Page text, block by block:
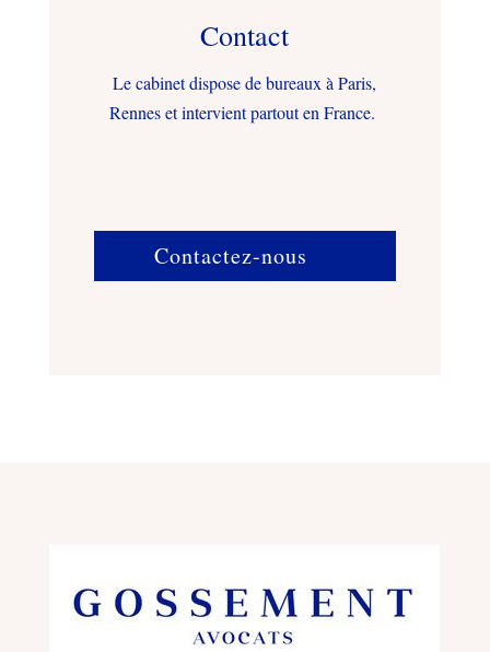
Contact
Le cabinet dispose de bureaux à Paris,
Rennes et intervient partout en France.
Contactez-nous